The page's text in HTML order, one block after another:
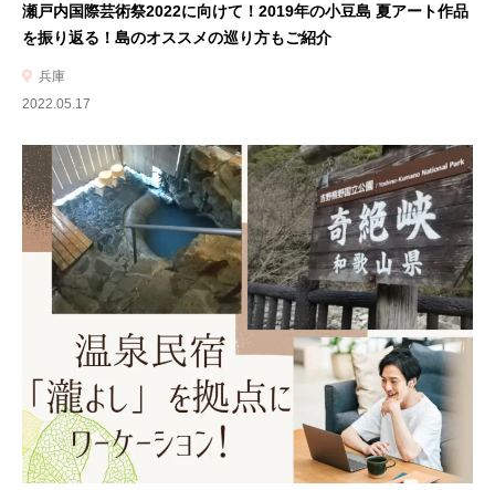
瀬戸内国際芸術祭2022に向けて！2019年の小豆島 夏アート作品
を振り返る！島のオススメの巡り方もご紹介
兵庫
2022.05.17